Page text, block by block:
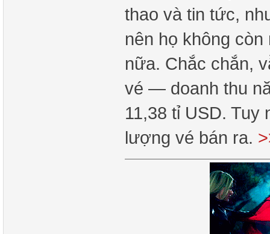
thao và tin tức,
nên họ không
nữa. Chắc chắn,
vé — doanh thu
11,38 tỉ USD. Tuy
lượng vé bán ra.